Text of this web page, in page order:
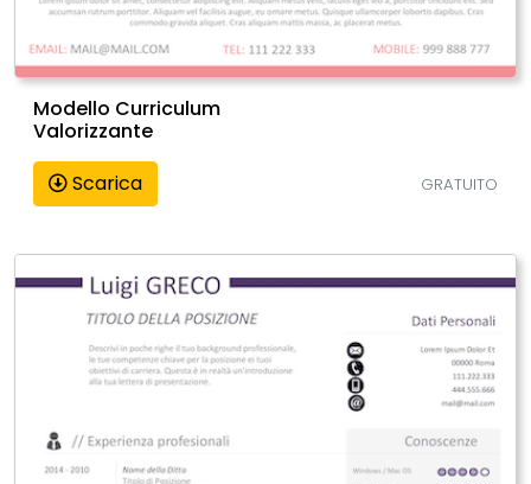
Modello Curriculum
Valorizzante
Scarica
GRATUITO